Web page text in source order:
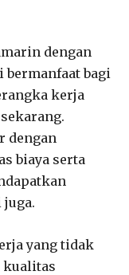
dengan
bagi
kerja
dengan
biaya serta
yang tidak
kualitas